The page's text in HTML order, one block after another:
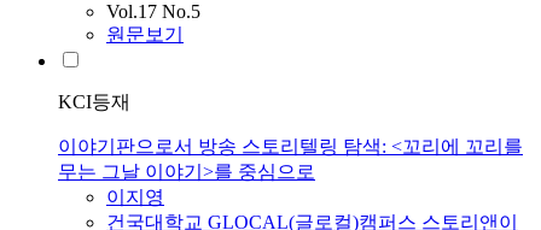
Vol.17 No.5
원문보기
KCI등재
이야기판으로서 방송 스토리텔링 탐색: <꼬리에 꼬리를
무는 그날 이야기>를 중심으로
이지영
건국대학교 GLOCAL(글로컬)캠퍼스 스토리앤이